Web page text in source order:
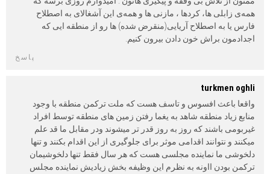
همه‌ی زابلی ها، کردها ، مازنی ها و همه‌ی این آشغالای به اصطلاح
فارس یا به اصطلاح آریایی(منقرض شده) ها رو از منطقه ایی که
اجدادمون براش خون دادن بیرون کنیم.
پاسخ
turkmen oghli
واقعا باعث افسوس و تاسف هست که ملت ترکمن منطقه با وجود
منابع زیاد منطقه شاهد به یغما رفتن زمین های منطقه توسط افراد
غیربومی باشند که روز به روز قدر تر میشوند ودر مقابل ما قد علم
میکنند و نتوانند اقدامی موثر برای جلوگیری از این اقدام بکنند و تنها
دلخوشی ما نماینده مجلسی هست که هر سال فقط تنها دلخوشیمان
ترکمن بودن ااونه به نظرم این وظیفه بخش زیادیش نماینده مجلس